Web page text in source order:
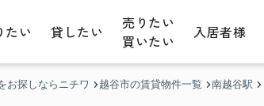
たい 貸したい
売りたい
買いたい
入居者様
お探しならニチワ 越谷市の賃貸物件一覧 南越谷駅